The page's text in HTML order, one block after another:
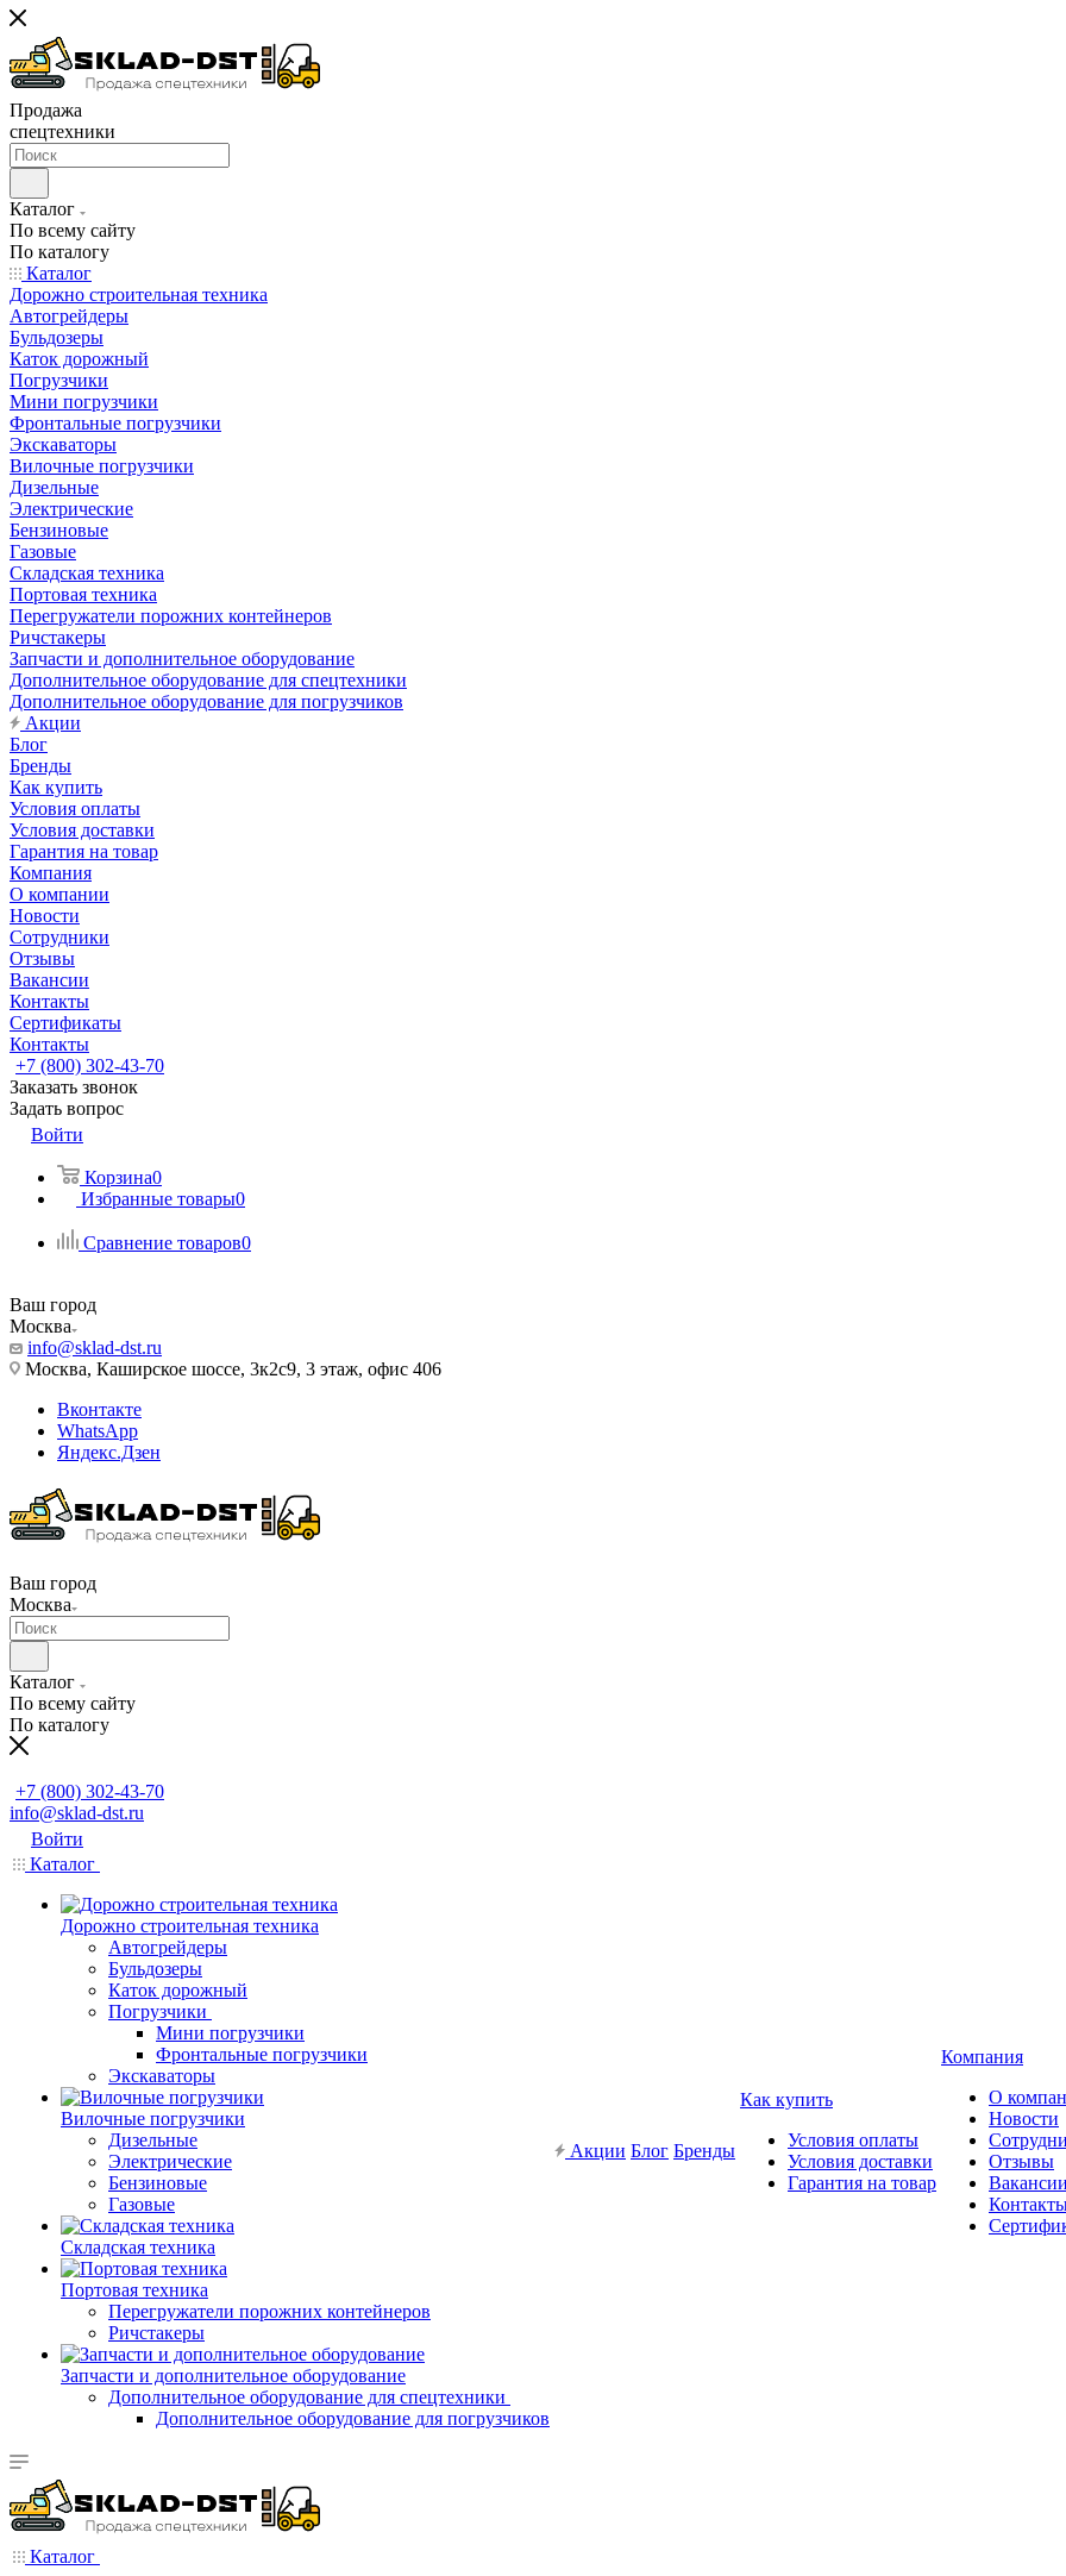
Продажа
спецтехники
Каталог
По всему сайту
По каталогу
Каталог
Дорожно строительная техника
Автогрейдеры
Бульдозеры
Каток дорожный
Погрузчики
Мини погрузчики
Фронтальные погрузчики
Экскаваторы
Вилочные погрузчики
Дизельные
Электрические
Бензиновые
Газовые
Складская техника
Портовая техника
Перегружатели порожних контейнеров
Ричстакеры
Запчасти и дополнительное оборудование
Дополнительное оборудование для спецтехники
Дополнительное оборудование для погрузчиков
Акции
Блог
Бренды
Как купить
Условия оплаты
Условия доставки
Гарантия на товар
Компания
О компании
Новости
Сотрудники
Отзывы
Вакансии
Контакты
Сертификаты
Контакты
+7 (800) 302-43-70
Заказать звонок
Задать вопрос
Войти
Корзина0
Избранные товары0
Сравнение товаров0
Ваш город
Москва
info@sklad-dst.ru
Москва, Каширское шоссе, 3к2с9, 3 этаж, офис 406
Вконтакте
WhatsApp
Яндекс.Дзен
Ваш город
Москва
Каталог
По всему сайту
По каталогу
+7 (800) 302-43-70
info@sklad-dst.ru
Войти
Каталог
Дорожно строительная техника
Автогрейдеры
Бульдозеры
Каток дорожный
Погрузчики
Мини погрузчики
Фронтальные погрузчики
Экскаваторы
Вилочные погрузчики
Дизельные
Электрические
Бензиновые
Газовые
Складская техника
Портовая техника
Перегружатели порожних контейнеров
Ричстакеры
Запчасти и дополнительное оборудование
Дополнительное оборудование для спецтехники
Дополнительное оборудование для погрузчиков
Акции Блог Бренды
Как купить
Условия оплаты
Условия доставки
Гарантия на товар
Компания
О
Новости
Отзывы
Каталог